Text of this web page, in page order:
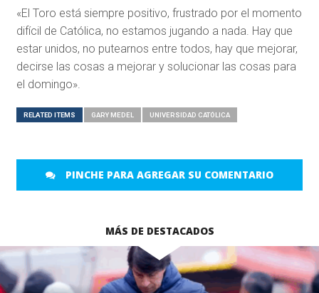
«El Toro está siempre positivo, frustrado por el momento
difícil de Católica, no estamos jugando a nada. Hay que
estar unidos, no putearnos entre todos, hay que mejorar,
decirse las cosas a mejorar y solucionar las cosas para
el domingo».
RELATED ITEMS GARY MEDEL UNIVERSIDAD CATÓLICA
PINCHE PARA AGREGAR SU COMENTARIO
MÁS DE DESTACADOS